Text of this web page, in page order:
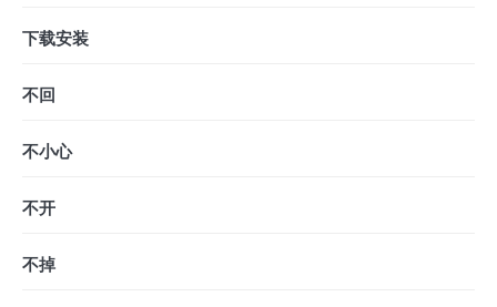
下载安装
不回
不小心
不开
不掉